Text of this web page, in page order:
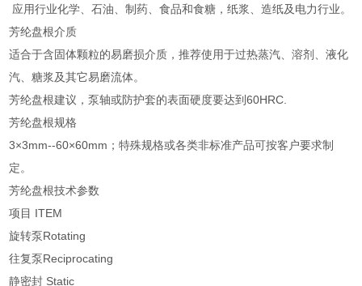
应用行业化学、石油、制药、食品和食糖，纸浆、造纸及电力行业。
芳纶盘根介质
适合于含固体颗粒的易磨损介质，推荐使用于过热蒸汽、溶剂、液化
汽、糖浆及其它易磨流体。
芳纶盘根建议，泵轴或防护套的表面硬度要达到60HRC.
芳纶盘根规格
3×3mm--60×60mm；特殊规格或各类非标准产品可按客户要求制
定。
芳纶盘根技术参数
项目 ITEM
旋转泵Rotating
往复泵Reciprocating
静密封 Static